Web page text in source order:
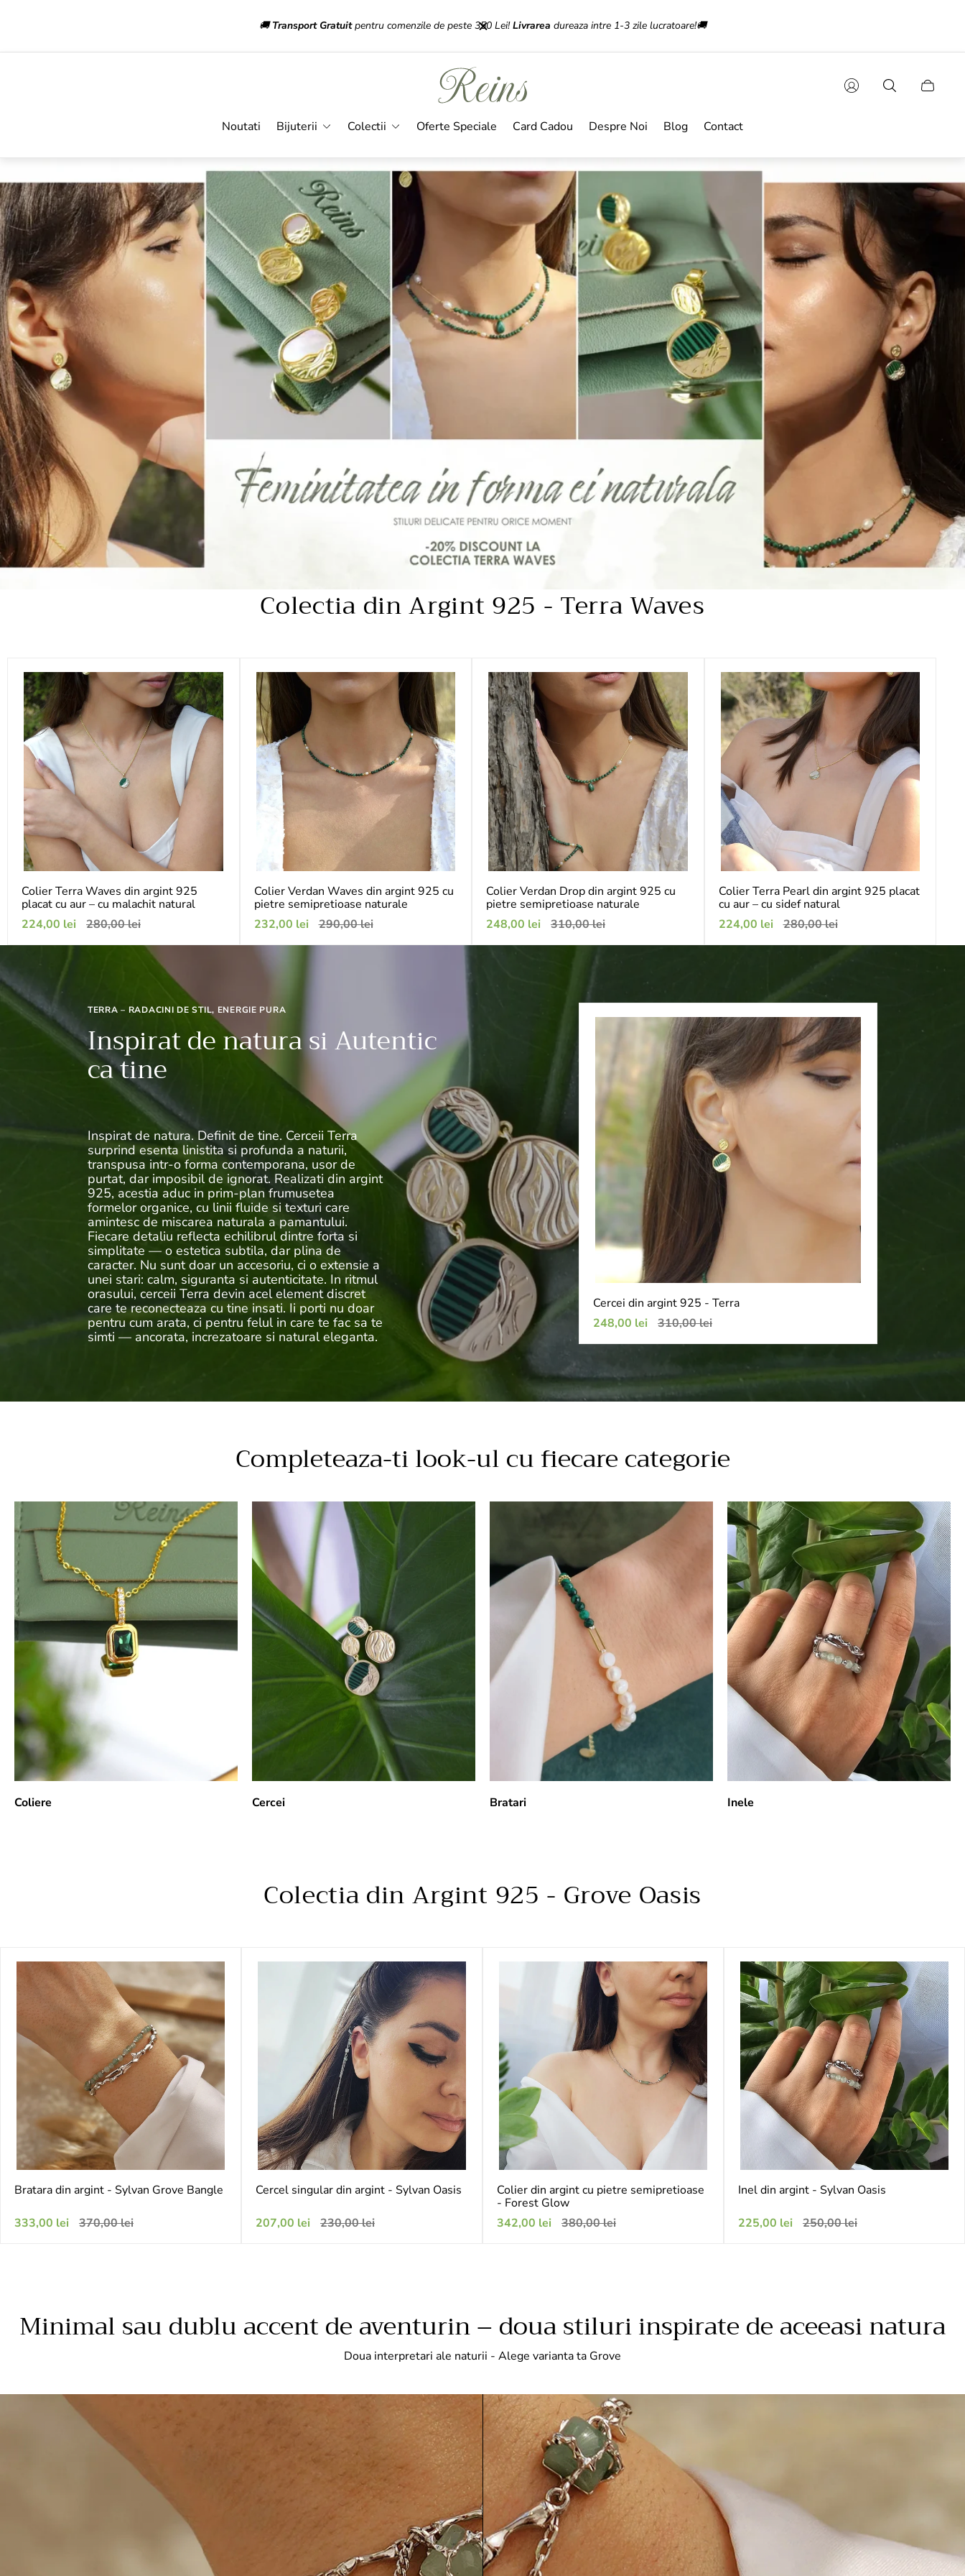
🚚Transport Gratuitpentru comenzile de peste 350 Lei!Livrarea dureaza intre 1-3 zile lucratoare!🚚
Sigla
magazinului"
Sertarul
Noutati
Bijuterii Colectii Oferte Speciale Card Cadou Despre Noi Blog Contact
Colectia din Argint 925 - Terra Waves
Colier Terra Waves din argint 925
placat cu aur – cu malachit natural
Preț
vânzare
224,00 lei
Preț
280,00 lei
Colier Verdan Waves din argint 925 cu
pietre semipretioase naturale
Preț
vânzare
232,00 lei
Preț
290,00 lei
Colier Verdan Drop din argint 925 cu
pietre semipretioase naturale
Preț
vânzare
248,00 lei
Preț
310,00 lei
Colier Terra Pearl din argint 925 placat
cu aur – cu sidef natural
Preț
vânzare
224,00 lei
Preț
280,00 lei
TERRA – RADACINI DE STIL, ENERGIE PURA
Inspirat de natura si Autentic
ca tine
Inspirat de natura. Definit de tine. Cerceii Terra
surprind esenta linistita si profunda a naturii,
transpusa intr-o forma contemporana, usor de
purtat, dar imposibil de ignorat. Realizati din argint
925, acestia aduc in prim-plan frumusetea
formelor organice, cu linii fluide si texturi care
amintesc de miscarea naturala a pamantului.
Fiecare detaliu reflecta echilibrul dintre forta si
simplitate — o estetica subtila, dar plina de
caracter. Nu sunt doar un accesoriu, ci o extensie a
unei stari: calm, siguranta si autenticitate. In ritmul
orasului, cerceii Terra devin acel element discret
care te reconecteaza cu tine insati. Ii porti nu doar
pentru cum arata, ci pentru felul in care te fac sa te
simti — ancorata, increzatoare si natural eleganta.
Cercei din argint 925 - Terra
Preț
vânzare
248,00 lei
Preț
310,00 lei
Completeaza-ti look-ul cu fiecare categorie
Coliere Cercei Bratari Inele
Colectia din Argint 925 - Grove Oasis
Bratara din argint - Sylvan Grove Bangle
Preț
333,00 lei
Preț
370,00 lei
Cercel singular din argint - Sylvan Oasis
Preț
207,00 lei
Preț
230,00 lei
Colier din argint cu pietre semipretioase
- Forest Glow
Preț
342,00 lei
Preț
380,00 lei
Inel din argint - Sylvan Oasis
Preț
225,00 lei
Preț
250,00 lei
Minimal sau dublu accent de aventurin – doua stiluri inspirate de aceeasi natura
Doua interpretari ale naturii - Alege varianta ta Grove